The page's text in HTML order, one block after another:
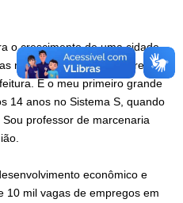
o crescimento de uma cidade.
me perguntam hoje sobre o
E o meu primeiro grande
14 anos no Sistema S, quando
professor de marcenaria
econômico e
10 mil vagas de empregos em